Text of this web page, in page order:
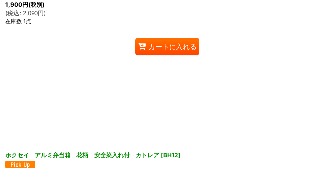
1,900円(税別)
(税込 : 2,090円)
在庫数 1点
カートに入れる
ホクセイ アルミ弁当箱 花柄 安全菜入れ付 カトレア [BH12]